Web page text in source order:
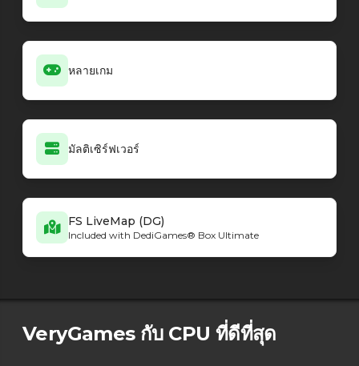
หลายเกม
มัลติเซิร์ฟเวอร์
FS LiveMap (DG)
Included with DediGames® Box Ultimate
VeryGames กับ CPU ที่ดีที่สุด